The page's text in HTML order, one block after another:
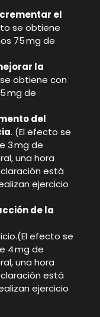
el
se obtiene
75 mg de
la
obtiene con
mg de
del
. (El efecto se
3 mg de
una hora
está
ejercicio
de la
efecto se
4 mg de
una hora
está
ejercicio